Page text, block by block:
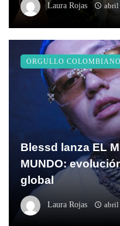
Laura Rojas abril
Blessd lanza EL
MUNDO:
global
Laura Rojas abril
ORGULLO COLOMBIANO